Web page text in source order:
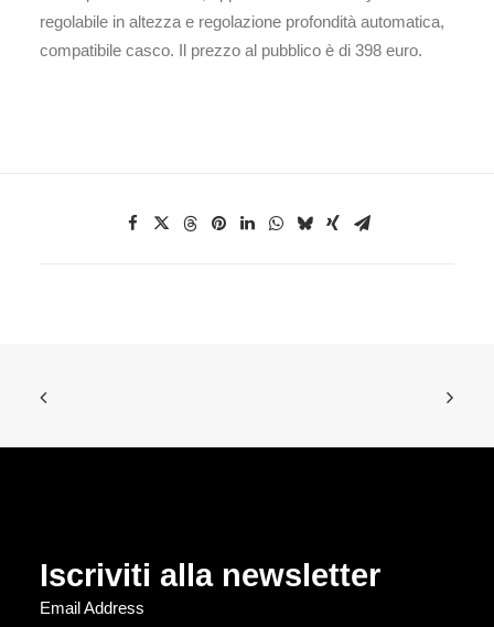
regolabile in altezza e regolazione profondità automatica,
compatibile casco. Il prezzo al pubblico è di 398 euro.
Iscriviti alla newsletter
Email Address